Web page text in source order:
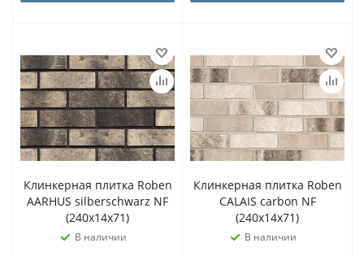
Клинкерная плитка Roben
AARHUS silberschwarz NF
(240x14x71)
В наличии
Клинкерная плитка Roben
CALAIS carbon NF
(240x14x71)
В наличии